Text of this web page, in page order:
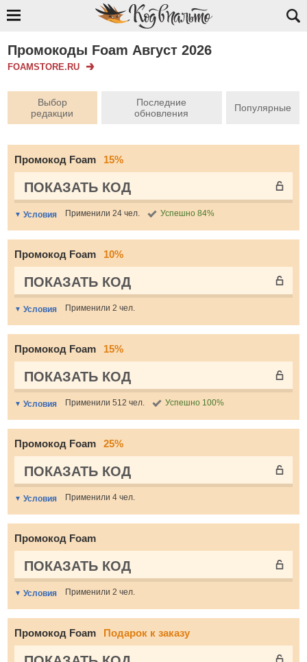
Промокоды Foam Август 2026
FOAMSTORE.RU
Выбор
редакции
Последние
обновления
Популярные
Промокод Foam 15%
ПОКАЗАТЬ КОД
Условия Применили 24 чел. Успешно 84%
Промокод Foam 10%
ПОКАЗАТЬ КОД
Условия Применили 2 чел.
Промокод Foam 15%
ПОКАЗАТЬ КОД
Условия Применили 512 чел. Успешно 100%
Промокод Foam 25%
ПОКАЗАТЬ КОД
Условия Применили 4 чел.
Промокод Foam
ПОКАЗАТЬ КОД
Условия Применили 2 чел.
Промокод Foam Подарок к заказу